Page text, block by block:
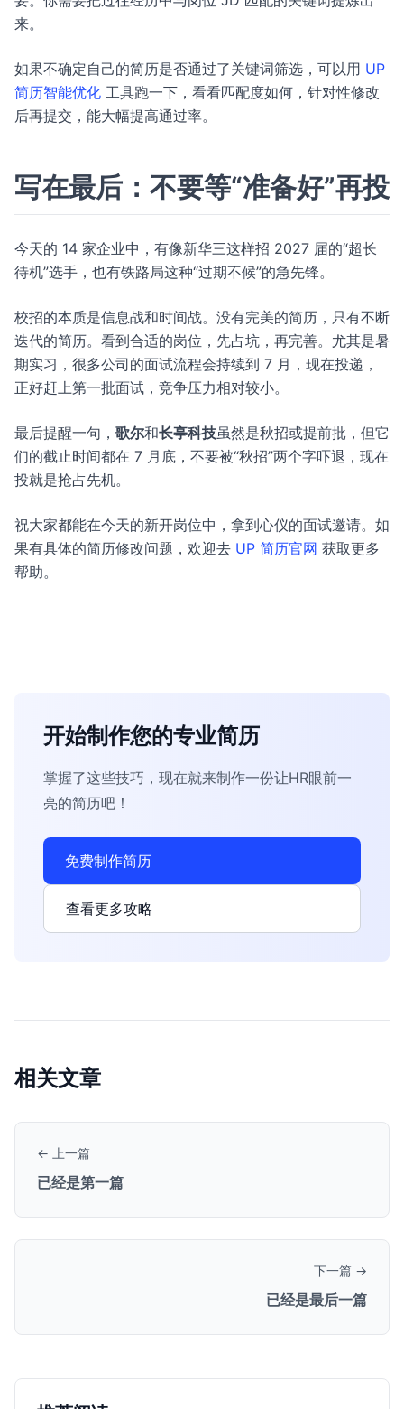
来。
如果不确定自己的简历是否通过了关键词筛选，可以用 UP
简历智能优化 工具跑一下，看看匹配度如何，针对性修改
后再提交，能大幅提高通过率。
写在最后：不要等“准备好”再投
今天的 14 家企业中，有像新华三这样招 2027 届的“超长
待机”选手，也有铁路局这种“过期不候”的急先锋。
校招的本质是信息战和时间战。没有完美的简历，只有不断
迭代的简历。看到合适的岗位，先占坑，再完善。尤其是暑
期实习，很多公司的面试流程会持续到 7 月，现在投递，
正好赶上第一批面试，竞争压力相对较小。
最后提醒一句， 歌尔和长亭科技虽然是秋招或提前批，但它
们的截止时间都在 7 月底，不要被“秋招”两个字吓退，现在
投就是抢占先机。
祝大家都能在今天的新开岗位中，拿到心仪的面试邀请。如
果有具体的简历修改问题，欢迎去 UP 简历官网 获取更多
帮助。
开始制作您的专业简历
掌握了这些技巧，现在就来制作一份让HR眼前一
亮的简历吧！
免费制作简历
查看更多攻略
相关文章
← 上一篇
已经是第一篇
下一篇 →
已经是最后一篇